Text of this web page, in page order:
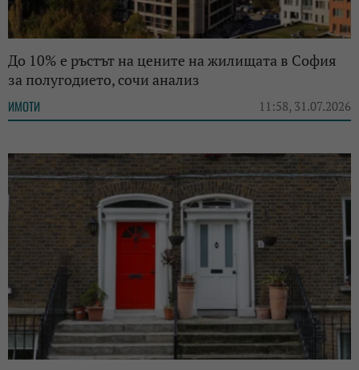
До 10% е ръстът на цените на жилищата в София
за полугодието, сочи анализ
ИМОТИ 11:58, 31.07.2026